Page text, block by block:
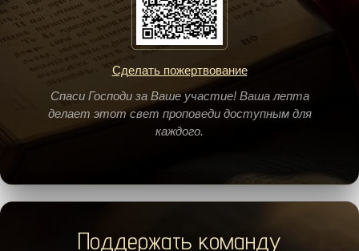
Сделать пожертвование
Спаси Господи за Ваше участие! Ваша лепта
делает этот свет проповеди доступным для
каждого.
Поддержать команду